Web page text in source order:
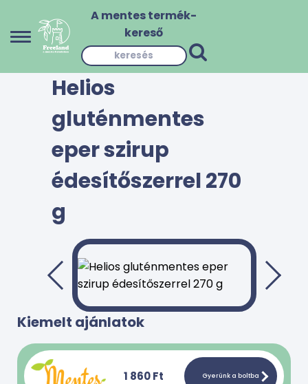
A mentes termék-
kereső
Helios
gluténmentes
eper szirup
édesítőszerrel 270
g
Kiemelt ajánlatok
1 860 Ft Gyerünk a boltba